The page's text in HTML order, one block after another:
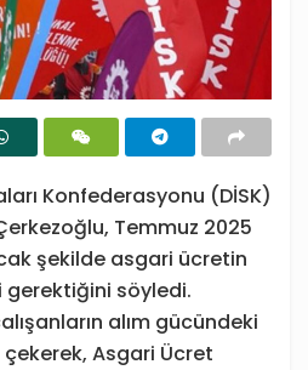
Konfederasyonu (DİSK)
Temmuz 2025
şekilde asgari ücretin
söyledi.
alım gücündeki
Asgari Ücret